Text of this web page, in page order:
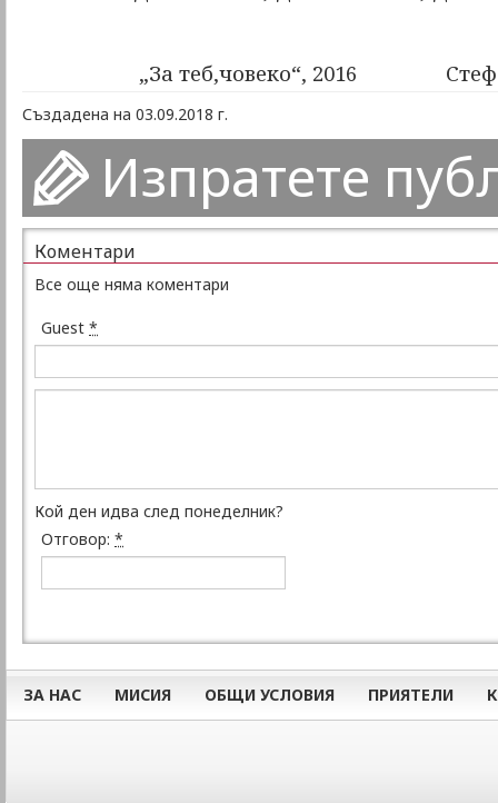
„За теб,човеко“, 2016
Създадена на 03.09.2018 г.
Изпратете
Коментари
Все още няма коментари
Guest *
Кой ден идва след понеделник?
Отговор: *
ЗА НАС МИСИЯ ОБЩИ УСЛОВИЯ ПРИЯТЕЛИ